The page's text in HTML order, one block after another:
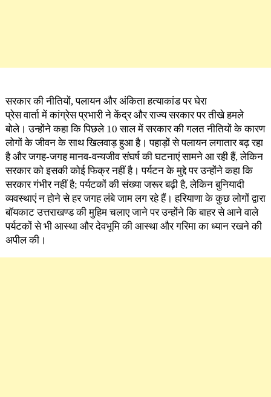
सरकार की नीतियों, पलायन और अंकिता हत्याकांड पर घेरा
प्रेस वार्ता में कांग्रेस प्रभारी ने केंद्र और राज्य सरकार पर तीखे हमले
बोले। उन्होंने कहा कि पिछले 10 साल में सरकार की गलत नीतियों के कारण
लोगों के जीवन के साथ खिलवाड़ हुआ है। पहाड़ों से पलायन लगातार बढ़ रहा
है और जगह-जगह मानव-वन्यजीव संघर्ष की घटनाएं सामने आ रही हैं, लेकिन
सरकार को इसकी कोई फिक्र नहीं है। पर्यटन के मुद्दे पर उन्होंने कहा कि
सरकार गंभीर नहीं है; पर्यटकों की संख्या जरूर बढ़ी है, लेकिन बुनियादी
व्यवस्थाएं न होने से हर जगह लंबे जाम लग रहे हैं। हरियाणा के कुछ लोगों द्वारा
बॉयकाट उत्तराखण्ड की मुहिम चलाए जाने पर उन्होंने कि बाहर से आने वाले
पर्यटकों से भी आस्था और देवभूमि की आस्था और गरिमा का ध्यान रखने की
अपील की।